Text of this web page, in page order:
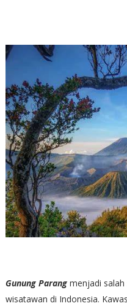
Gunung Parangmenjadi salah
wisatawan di Indonesia.